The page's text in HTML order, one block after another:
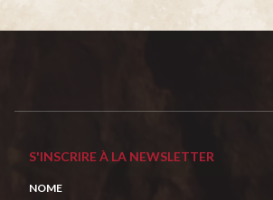
S'INSCRIRE À LA NEWSLETTER
NOME